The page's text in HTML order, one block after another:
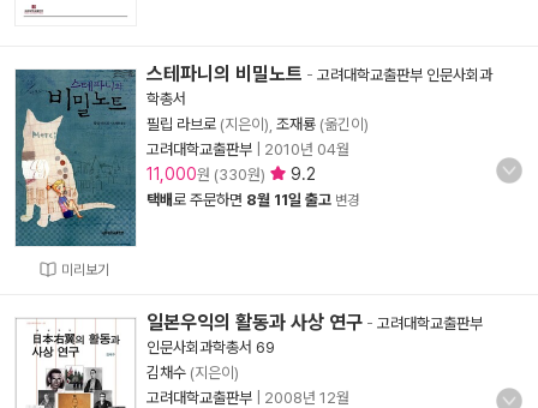
미리보기
스테파니의 비밀노트 - 고려대학교출판부 인문사회과
학총서
필립 라브로 (지은이), 조재룡 (옮긴이)
고려대학교출판부
2010년 04월
11,000원 (330원) 9.2
택배로 주문하면 8월 11일 출고 변경
일본우익의 활동과 사상 연구 - 고려대학교출판부
인문사회과학총서 69
김채수 (지은이)
고려대학교출판부
2008년 12월